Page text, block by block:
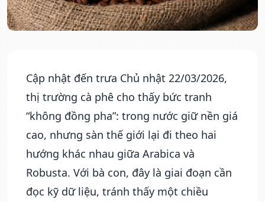
Cập nhật đến trưa Chủ nhật 22/03/2026,
thị trường cà phê cho thấy bức tranh
“không đồng pha”: trong nước giữ nền giá
cao, nhưng sàn thế giới lại đi theo hai
hướng khác nhau giữa Arabica và
Robusta. Với bà con, đây là giai đoạn cần
đọc kỹ dữ liệu, tránh thấy một chiều